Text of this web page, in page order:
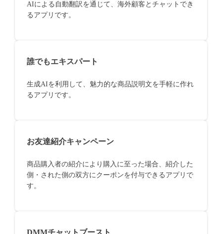
AIによる自動翻訳を通じて、海外顧客とチャットでき
るアプリです。
誰でもエキスパート
生成AIを利用して、魅力的な商品説明文を手軽に作れ
るアプリです。
お友達紹介キャンペーン
商品購入者の紹介により購入に至った場合、紹介した
側・された側の双方にクーポンを付与できるアプリで
す。
DMMチャットブースト